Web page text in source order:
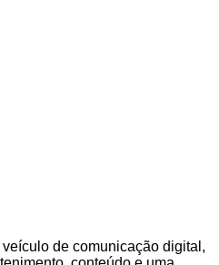
de comunicação digital,